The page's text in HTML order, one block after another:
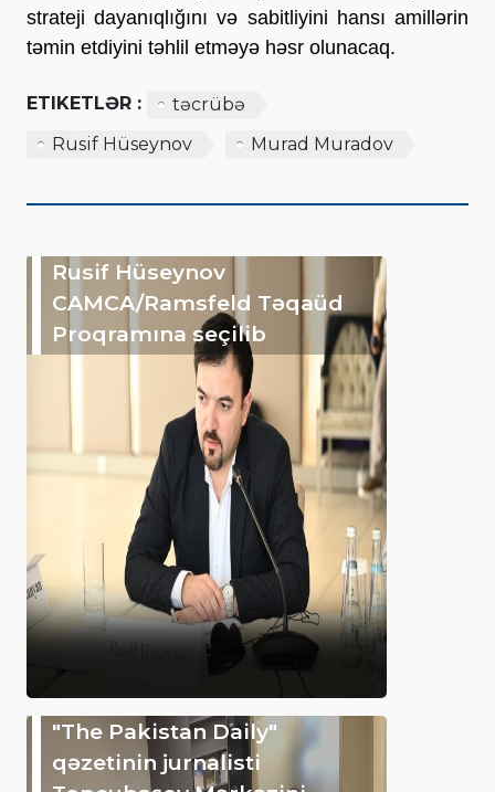
strateji dayanıqlığını və sabitliyini hansı amillərin
təmin etdiyini təhlil etməyə həsr olunacaq.
ETIKETLƏR :
təcrübə
Rusif Hüseynov
Murad Muradov
Rusif Hüseynov
CAMCA/Ramsfeld Təqaüd
Proqramına seçilib
"The Pakistan Daily"
qəzetinin jurnalisti